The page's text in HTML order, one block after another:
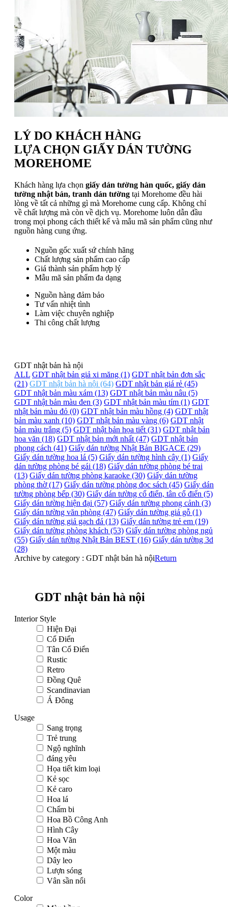
LÝ DO KHÁCH HÀNG
LỰA CHỌN GIẤY DÁN TƯỜNG
MOREHOME
Khách hàng lựa chọn giấy dán tường hàn quốc, giấy dán
tường nhật bản, tranh dán tường tại Morehome đều hài
lòng về tất cả những gì mà Morehome cung cấp. Không chỉ
về chất lượng mà còn về dịch vụ. Morehome luôn dẫn đầu
trong mọi phong cách thiết kế và mẫu mã sản phẩm cũng như
nguồn hàng cung ứng.
Nguồn gốc xuất sứ chính hãng
Chất lượng sản phẩm cao cấp
Giá thành sản phẩm hợp lý
Mẫu mã sản phẩm đa dạng
Nguồn hàng đảm bảo
Tư vấn nhiệt tình
Làm việc chuyên nghiệp
Thi công chất lượng
GDT nhật bản hà nội
ALL GDT nhật bản giả xi măng (1) GDT nhật bản đơn sắc
(21) GDT nhật bản hà nội (64) GDT nhật bản giá rẻ (45)
GDT nhật bản màu xám (13) GDT nhật bản màu nâu (5)
GDT nhật bản màu đen (3) GDT nhật bản màu tím (1) GDT
nhật bản màu đỏ (0) GDT nhật bản màu hồng (4) GDT nhật
bản màu xanh (10) GDT nhật bản màu vàng (6) GDT nhật
bản màu trắng (5) GDT nhật bản họa tiết (31) GDT nhật bản
hoa văn (18) GDT nhật bản mới nhất (47) GDT nhật bản
phong cách (41) Giấy dán tường Nhật Bản BIGACE (29)
Giấy dán tường hoa lá (5) Giấy dán tường hình cây (1) Giấy
dán tường phòng bé gái (18) Giấy dán tường phòng bé trai
(13) Giấy dán tường phòng karaoke (30) Giấy dán tường
phòng thờ (17) Giấy dán tường phòng đọc sách (45) Giấy dán
tường phòng bếp (30) Giấy dán tường cổ điển, tân cổ điển (5)
Giấy dán tường hiện đại (57) Giấy dán tường phong cảnh (3)
Giấy dán tường văn phòng (47) Giấy dán tường giả gỗ (1)
Giấy dán tường giả gạch đá (13) Giấy dán tường trẻ em (19)
Giấy dán tường phòng khách (53) Giấy dán tường phòng ngủ
(55) Giấy dán tường Nhật Bản BEST (16) Giấy dán tường 3d
(28)
Archive by category : GDT nhật bản hà nộiReturn
GDT nhật bản hà nội
Interior Style
Hiện Đại
Cổ Điển
Tân Cổ Điển
Rustic
Retro
Đồng Quê
Scandinavian
Á Đông
Usage
Sang trọng
Trẻ trung
Ngộ nghĩnh
đáng yêu
Họa tiết kim loại
Kẻ sọc
Kẻ caro
Hoa lá
Chấm bi
Hoa Bồ Công Anh
Hình Cây
Hoa Văn
Một màu
Dây leo
Lượn sóng
Vân sần nổi
Color